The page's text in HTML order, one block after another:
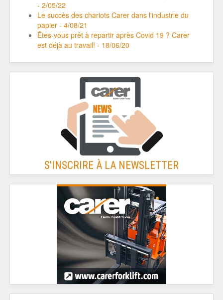
- 2/05/22
Le succès des chariots Carer dans l'industrie du
papier - 4/08/21
Êtes-vous prêt à repartir après Covid 19 ? Carer
est déjà au travail! - 18/06/20
S'INSCRIRE À LA NEWSLETTER